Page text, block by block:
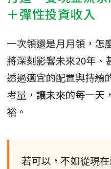
＋彈性投資收入
一次領還是月月領，怎
將深刻影響未來20年、
透過適宜的配置與持續
考量，讓未來的每一天
裕。
若可以，不如從現